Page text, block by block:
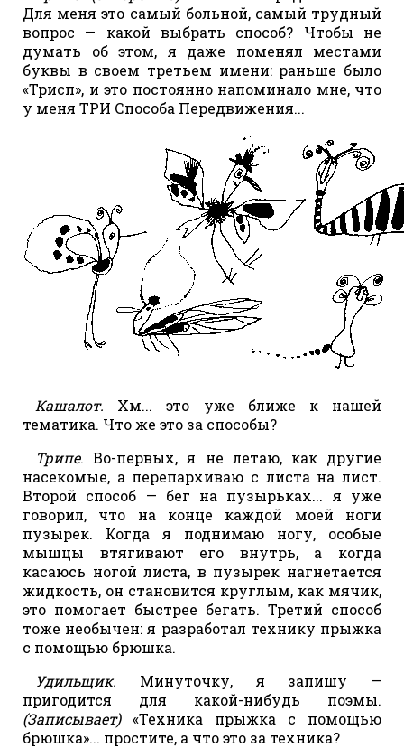
Для меня это самый больной, самый трудный
вопрос — какой выбрать способ? Чтобы не
думать об этом, я даже поменял местами
буквы в своем третьем имени: раньше было
«Трисп», и это постоянно напоминало мне, что
у меня ТРИ Способа Передвижения...
Кашалот. Хм... это уже ближе к нашей
тематика. Что же это за способы?
Трипе. Во-первых, я не летаю, как другие
насекомые, а перепархиваю с листа на лист.
Второй способ — бег на пузырьках... я уже
говорил, что на конце каждой моей ноги
пузырек. Когда я поднимаю ногу, особые
мышцы втягивают его внутрь, а когда
касаюсь ногой листа, в пузырек нагнетается
жидкость, он становится круглым, как мячик,
это помогает быстрее бегать. Третий способ
тоже необычен: я разработал технику прыжка
с помощью брюшка.
Удильщик. Минуточку, я запишу —
пригодится для какой-нибудь поэмы.
(Записывает)«Техника прыжка с помощью
брюшка»... простите, а что это за техника?